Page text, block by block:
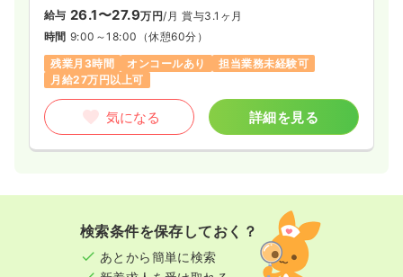
給与 26.1〜27.9万円/月 賞与3.1ヶ月
時間 9:00～18:00 （休憩60分）
残業月3時間
オンコールあり
担当業務未経験可
月給27万円以上可
気になる 詳細を見る
検索条件を保存しておく？
あとから簡単に検索